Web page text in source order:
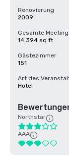
Renovierung
2009
Gesamte
14.394 sq ft
Gästezimmer
151
Art des
Hotel
Northstar
AAA